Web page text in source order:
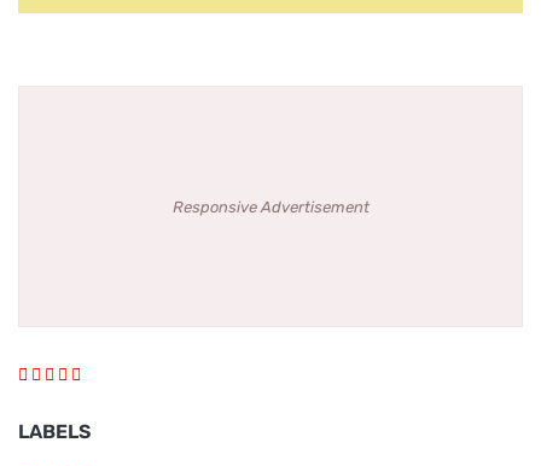
Responsive Advertisement
LABELS